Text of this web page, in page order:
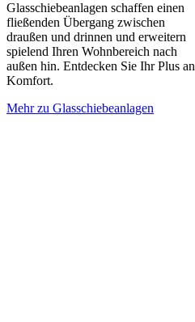
Glasschiebeanlagen schaffen einen
fließenden Übergang zwischen
draußen und drinnen und erweitern
spielend Ihren Wohnbereich nach
außen hin. Entdecken Sie Ihr Plus an
Komfort.
Mehr zu Glasschiebeanlagen